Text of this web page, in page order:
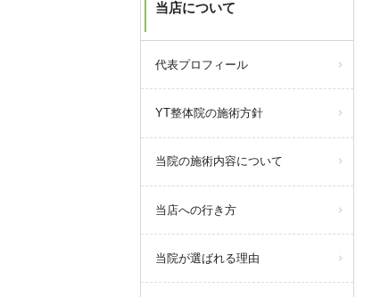
当店について
代表プロフィール
YT整体院の施術方針
当院の施術内容について
当店への行き方
当院が選ばれる理由